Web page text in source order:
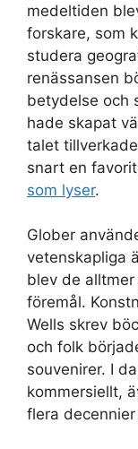
medeltiden
forskare, som
studera
renässansen
betydelse och
hade skapat
talet
snart en
som lyser.
Glober
vetenskapliga
blev de
föremål.
Wells skrev
och folk
souvenirer. I
kommersiellt,
flera